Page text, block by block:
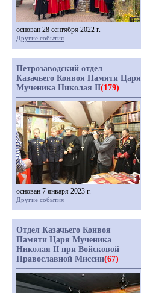
основан 28 сентября 2022 г.
Другие события
Петрозаводский отдел
Казачьего Конвоя Памяти Царя
Мученика Николая II(179)
основан 7 января 2023 г.
Другие события
Отдел Казачьего Конвоя
Памяти Царя Мученика
Николая II при Войсковой
Православной Миссии(67)